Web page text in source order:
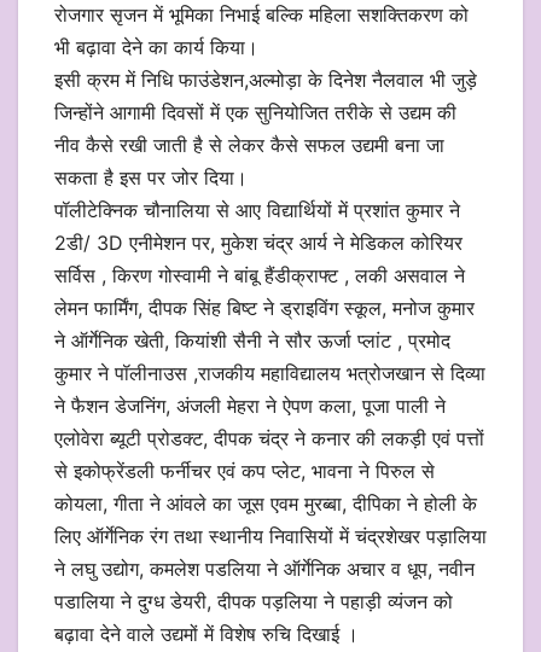
रोजगार सृजन में भूमिका निभाई बल्कि महिला सशक्तिकरण को
भी बढ़ावा देने का कार्य किया।
इसी क्रम में निधि फाउंडेशन,अल्मोड़ा के दिनेश नैलवाल भी जुड़े
जिन्होंने आगामी दिवसों में एक सुनियोजित तरीके से उद्यम की
नीव कैसे रखी जाती है से लेकर कैसे सफल उद्यमी बना जा
सकता है इस पर जोर दिया।
पॉलीटेक्निक चौनालिया से आए विद्यार्थियों में प्रशांत कुमार ने
2डी/ 3D एनीमेशन पर, मुकेश चंद्र आर्य ने मेडिकल कोरियर
सर्विस , किरण गोस्वामी ने बांबू हैंडीक्राफ्ट , लकी असवाल ने
लेमन फार्मिंग, दीपक सिंह बिष्ट ने ड्राइविंग स्कूल, मनोज कुमार
ने ऑर्गेनिक खेती, कियांशी सैनी ने सौर ऊर्जा प्लांट , प्रमोद
कुमार ने पॉलीनाउस ,राजकीय महाविद्यालय भत्रोजखान से दिव्या
ने फैशन डेजनिंग, अंजली मेहरा ने ऐपण कला, पूजा पाली ने
एलोवेरा ब्यूटी प्रोडक्ट, दीपक चंद्र ने कनार की लकड़ी एवं पत्तों
से इकोफ्रेंडली फर्नीचर एवं कप प्लेट, भावना ने पिरुल से
कोयला, गीता ने आंवले का जूस एवम मुरब्बा, दीपिका ने होली के
लिए ऑर्गेनिक रंग तथा स्थानीय निवासियों में चंद्रशेखर पड़ालिया
ने लघु उद्योग, कमलेश पडलिया ने ऑर्गेनिक अचार व धूप, नवीन
पडालिया ने दुग्ध डेयरी, दीपक पड़लिया ने पहाड़ी व्यंजन को
बढ़ावा देने वाले उद्यमों में विशेष रुचि दिखाई ।